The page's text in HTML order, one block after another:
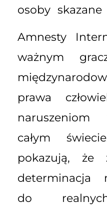
osoby
Amnesty
ważnym
prawa
całym
pokazują, że
determinacja
do